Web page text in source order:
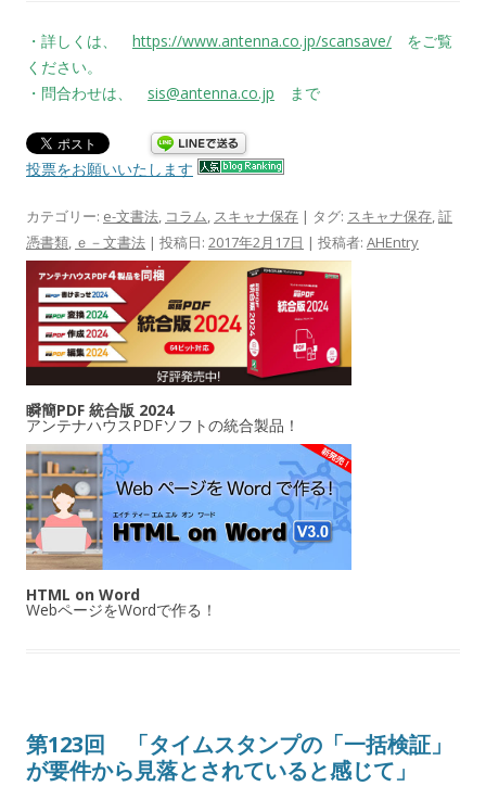
・詳しくは、 https://www.antenna.co.jp/scansave/ をご覧
ください。
・問合わせは、 sis@antenna.co.jp まで
投票をお願いいたします
カテゴリー: e-文書法, コラム, スキャナ保存 | タグ: スキャナ保存,証
憑書類, ｅ－文書法 | 投稿日: 2017年2月17日 | 投稿者: AHEntry
瞬簡PDF 統合版 2024
アンテナハウスPDFソフトの統合製品！
HTML on Word
WebページをWordで作る！
第123回 「タイムスタンプの「一括検証」
が要件から見落とされていると感じて」